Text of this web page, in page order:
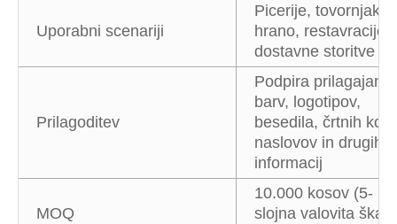
Uporabni scenariji
Picerije, tovornjaki s
hrano, restavracije
dostavne storitve
Prilagoditev
Podpira prilagajanje
barv, logotipov,
besedila, črtnih kod,
naslovov in drugih
informacij
MOQ
10.000 kosov (5-
slojna valovita